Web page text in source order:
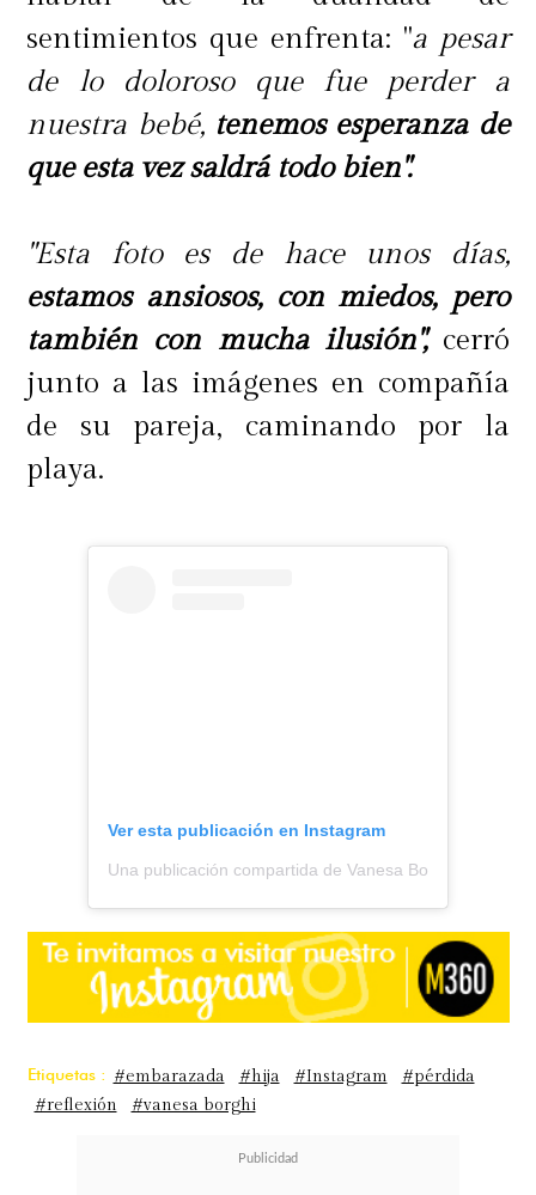
sentimientos que enfrenta: "a pesar
de lo doloroso que fue perder a
nuestra bebé, tenemos esperanza de
que esta vez saldrá todo bien".
"Esta foto es de hace unos días,
estamos ansiosos, con miedos, pero
también con mucha ilusión",cerró
junto a las imágenes en compañía
de su pareja, caminando por la
playa.
Ver esta publicación en Instagram
Una publicación compartida de Vanesa Borghi
Etiquetas : #embarazada #hija #Instagram
#pérdida
#reflexión
#vanesa borghi